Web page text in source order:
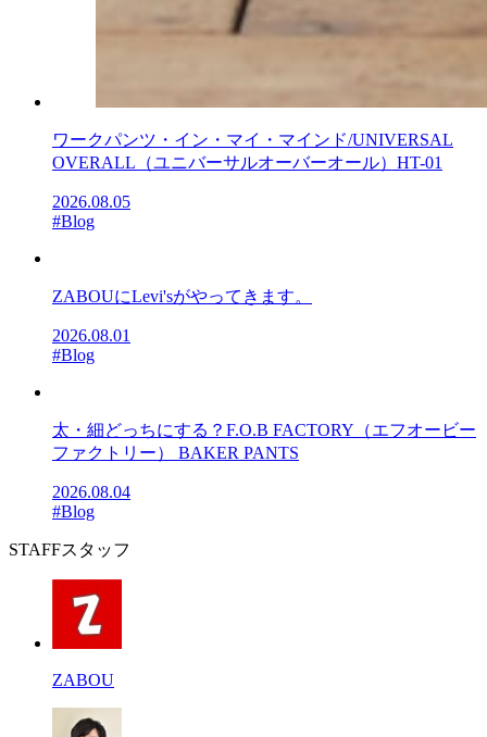
ワークパンツ・イン・マイ・マインド/UNIVERSAL
OVERALL（ユニバーサルオーバーオール）HT-01
2026.08.05
#Blog
ZABOUにLevi'sがやってきます。
2026.08.01
#Blog
太・細どっちにする？F.O.B FACTORY（エフオービー
ファクトリー） BAKER PANTS
2026.08.04
#Blog
STAFFスタッフ
ZABOU